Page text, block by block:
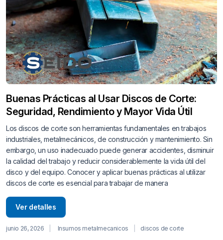
Buenas Prácticas al Usar Discos de Corte:
Seguridad, Rendimiento y Mayor Vida Útil
Los discos de corte son herramientas fundamentales en trabajos
industriales, metalmecánicos, de construcción y mantenimiento. Sin
embargo, un uso inadecuado puede generar accidentes, disminuir
la calidad del trabajo y reducir considerablemente la vida útil del
disco y del equipo. Conocer y aplicar buenas prácticas al utilizar
discos de corte es esencial para trabajar de manera
Ver detalles
junio 26, 2026 Insumos metalmecanicos discos de corte